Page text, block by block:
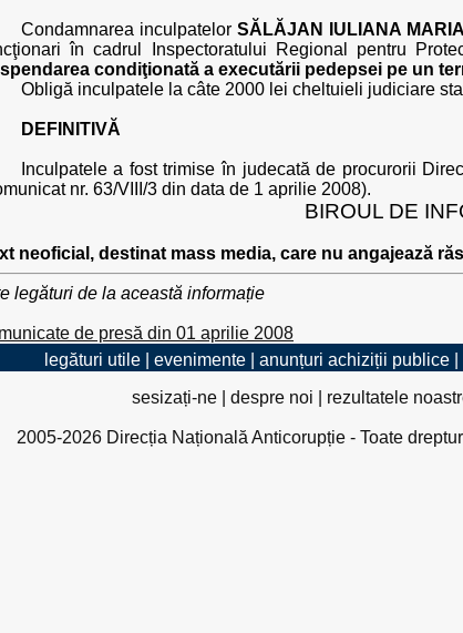
Condamnarea inculpatelor SĂLĂJAN IULIANA
în cadrul Inspectoratului Regional pentru
condiţionată a executării pedepsei pe un
Obligă inculpatele la câte 2000 lei cheltuieli judiciare
DEFINITIVĂ
Inculpatele a fost trimise în judecată de procurorii
nr. 63/VIII/3 din data de 1 aprilie 2008).
BIROUL DE
neoficial, destinat mass media, care nu angajează
legături de la această informație
de presă din 01 aprilie 2008
legături utile| evenimente| anunțuri achiziții publice|
sesizați-ne| despre noi rezultatele
2005-2026 Direcția Națională Anticorupție - Toate